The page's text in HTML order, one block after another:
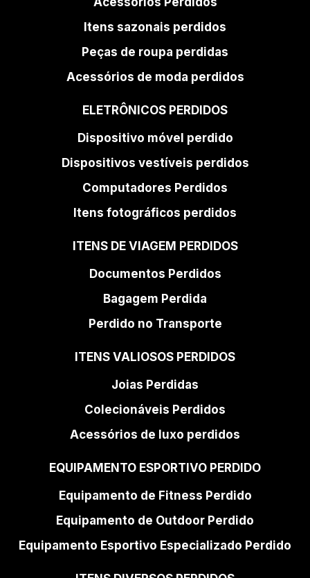
Itens sazonais perdidos
Peças de roupa perdidas
Acessórios de moda perdidos
ELETRÔNICOS PERDIDOS
Dispositivo móvel perdido
Dispositivos vestíveis perdidos
Computadores Perdidos
Itens fotográficos perdidos
ITENS DE VIAGEM PERDIDOS
Documentos Perdidos
Bagagem Perdida
Perdido no Transporte
ITENS VALIOSOS PERDIDOS
Joias Perdidas
Colecionáveis Perdidos
Acessórios de luxo perdidos
EQUIPAMENTO ESPORTIVO PERDIDO
Equipamento de Fitness Perdido
Equipamento de Outdoor Perdido
Equipamento Esportivo Especializado Perdido